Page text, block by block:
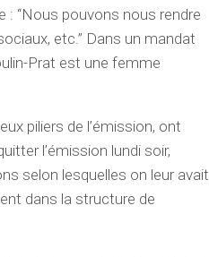
: “Nous pouvons nous rendre
etc.” Dans un mandat
Prat est une femme
piliers de l’émission, ont
l’émission lundi soir,
selon lesquelles on leur avait
dans la structure de